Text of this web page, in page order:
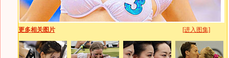
更多相关图片 [进入图集]